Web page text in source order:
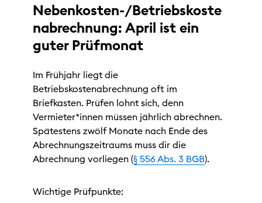
Nebenkosten-/Betriebskoste
nabrechnung: April ist ein
guter Prüfmonat
Im Frühjahr liegt die
Betriebskostenabrechnung oft im
Briefkasten. Prüfen lohnt sich, denn
Vermieter*innen müssen jährlich abrechnen.
Spätestens zwölf Monate nach Ende des
Abrechnungszeitraums muss dir die
Abrechnung vorliegen (§ 556 Abs. 3 BGB).
Wichtige Prüfpunkte: